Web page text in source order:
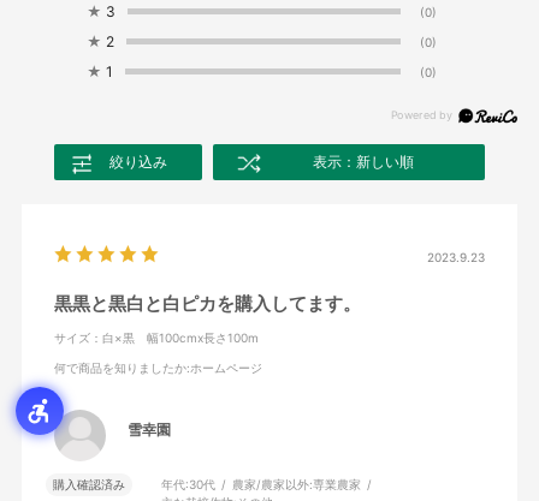
★ 3 (0)
★ 2 (0)
★ 1 (0)
絞り込み 表示：新しい順
2023.9.23
黒黒と黒白と白ピカを購入してます。
サイズ：白×黒 幅100cmx長さ100m
何で商品を知りましたか:ホームページ
雪幸園
購入確認済み 年代:30代 農家/農家以外:専業農家